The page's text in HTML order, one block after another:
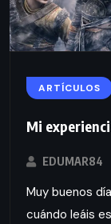
ARTÍCULOS
Mi
EDUMAR84
Muy buenos
cuándo leáis